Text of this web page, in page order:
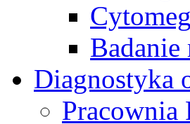
Badanie
Diagnostyka
Pracownia